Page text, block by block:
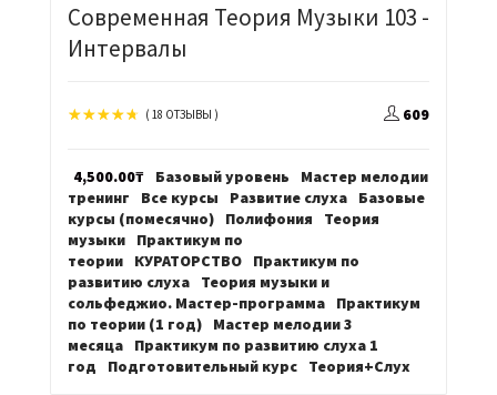
Современная Теория Музыки 103 -
Интервалы
( 18 ОТЗЫВЫ ) 609
4,500.00₸ Базовый уровень
Мастер мелодии
тренинг
Все курсы Развитие слуха
Базовые
курсы (помесячно)
Полифония
Теория
музыки
Практикум по
теории
КУРАТОРСТВО
Практикум по
развитию слуха
Теория музыки и
сольфеджио. Мастер-программа
Практикум
по теории (1 год)
Мастер мелодии 3
месяца
Практикум по развитию слуха 1
год
Подготовительный курс Теория+Слух